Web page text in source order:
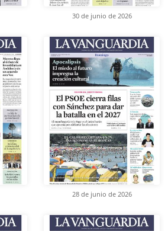
30 de junio de 2026
28 de junio de 2026